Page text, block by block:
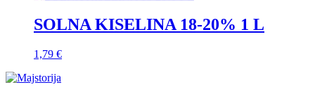
SOLNA KISELINA 18-20% 1 L
1,79 €